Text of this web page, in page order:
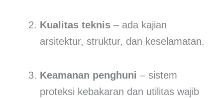
Kualitas teknis – ada kajian
arsitektur, struktur, dan keselamatan.
Keamanan penghuni – sistem
proteksi kebakaran dan utilitas wajib